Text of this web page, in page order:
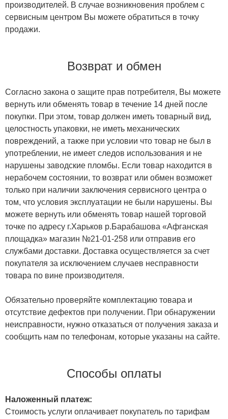
производителей. В случае возникновения проблем с
сервисным центром Вы можете обратиться в точку
продажи.
Возврат и обмен
Согласно закона о защите прав потребителя, Вы можете
вернуть или обменять товар в течение 14 дней после
покупки. При этом, товар должен иметь товарный вид,
целостность упаковки, не иметь механических
повреждений, а также при условии что товар не был в
употреблении, не имеет следов использования и не
нарушены заводские пломбы. Если товар находится в
нерабочем состоянии, то возврат или обмен возможет
только при наличии заключения сервисного центра о
том, что условия эксплуатации не были нарушены. Вы
можете вернуть или обменять товар нашей торговой
точке по адресу г.Харьков р.Барабашова «Афганская
площадка» магазин №21-01-258 или отправив его
службами доставки. Доставка осуществляется за счет
покупателя за исключением случаев несправности
товара по вине производителя.
Обязательно проверяйте комплектацию товара и
отсутствие дефектов при получении. При обнаружении
неисправности, нужно отказаться от получения заказа и
сообщить нам по телефонам, которые указаны на сайте.
Способы оплаты
Наложенный платеж:
Стоимость услуги оплачивает покупатель по тарифам